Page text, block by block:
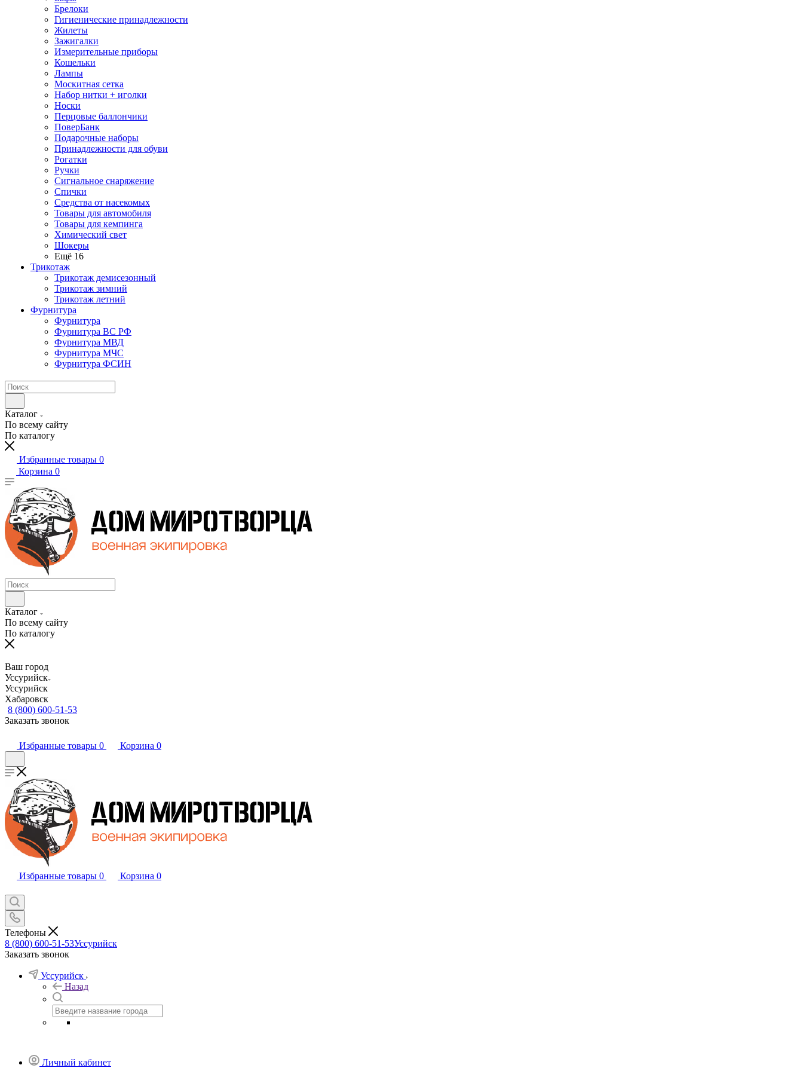
Брелоки
Гигиенические принадлежности
Жилеты
Зажигалки
Измерительные приборы
Кошельки
Лампы
Москитная сетка
Набор нитки + иголки
Носки
Перцовые баллончики
ПоверБанк
Подарочные наборы
Принадлежности для обуви
Рогатки
Ручки
Сигнальное снаряжение
Спички
Средства от насекомых
Товары для автомобиля
Товары для кемпинга
Химический свет
Шокеры
Ещё 16
Трикотаж
Трикотаж демисезонный
Трикотаж зимний
Трикотаж летний
Фурнитура
Фурнитура
Фурнитура ВС РФ
Фурнитура МВД
Фурнитура МЧС
Фурнитура ФСИН
Каталог
По всему сайту
По каталогу
Избранные товары 0
Корзина 0
Каталог
По всему сайту
По каталогу
Ваш город
Уссурийск
Уссурийск
Хабаровск
8 (800) 600-51-53
Заказать звонок
Избранные товары 0 Корзина 0
Избранные товары 0 Корзина 0
Телефоны
8 (800) 600-51-53Уссурийск
Заказать звонок
Уссурийск
Назад
Личный кабинет